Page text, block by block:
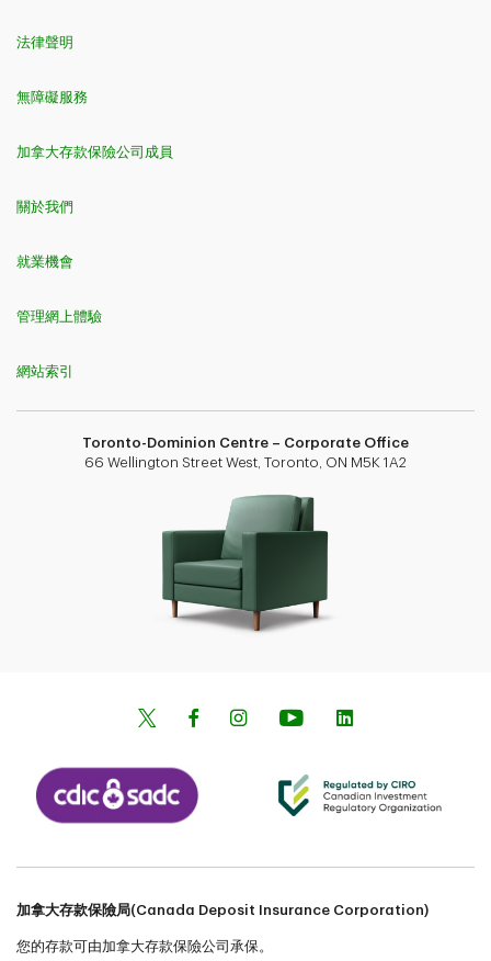
法律聲明
無障礙服務
加拿大存款保險公司成員
關於我們
就業機會
管理網上體驗
網站索引
Toronto-Dominion Centre – Corporate Office
66 Wellington Street West, Toronto, ON M5K 1A2
加拿大存款保險局(Canada Deposit Insurance Corporation)
您的存款可由加拿大存款保險公司承保。